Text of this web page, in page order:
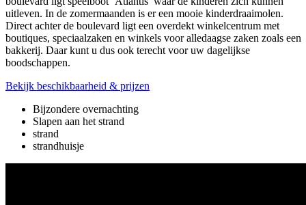
uitleven. In de zomermaanden is er een mooie kinderdraaimolen.
Direct achter de boulevard ligt een overdekt winkelcentrum met
boutiques, speciaalzaken en winkels voor alledaagse zaken zoals een
bakkerij. Daar kunt u dus ook terecht voor uw dagelijkse
boodschappen.
Bekijk beschikbaarheid & prijzen
Bijzondere overnachting
Slapen aan het strand
strand
strandhuisje